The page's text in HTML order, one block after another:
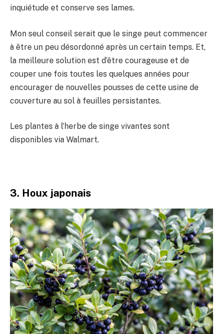
inquiétude et conserve ses lames.
Mon seul conseil serait que le singe peut commencer
à être un peu désordonné après un certain temps. Et,
la meilleure solution est d’être courageuse et de
couper une fois toutes les quelques années pour
encourager de nouvelles pousses de cette usine de
couverture au sol à feuilles persistantes.
Les plantes à l’herbe de singe vivantes sont
disponibles via Walmart.
3. Houx japonais